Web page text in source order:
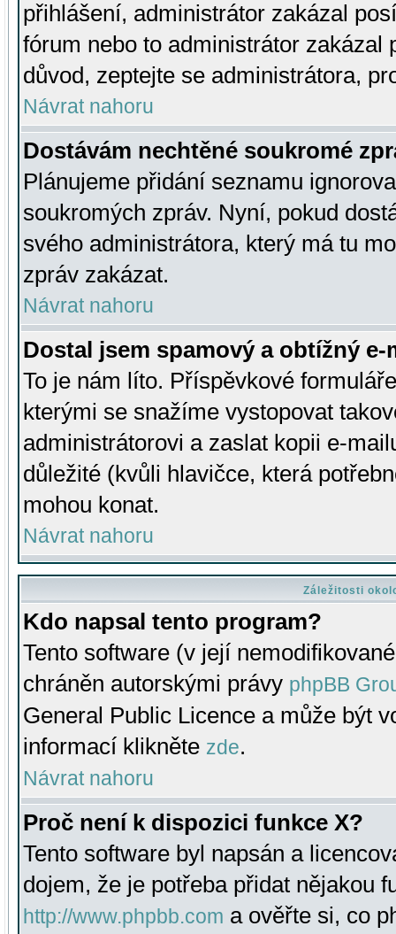
přihlášení, administrátor zakázal
fórum nebo to administrátor zakázal
důvod, zeptejte se administrátora,
Návrat nahoru
Dostávám nechtěné soukromé
Plánujeme přidání seznamu
soukromých zpráv. Nyní, pokud
svého administrátora, který má tu
zpráv zakázat.
Návrat nahoru
Dostal jsem spamový a obtížný
To je nám líto. Příspěvkové
kterými se snažíme vystopovat
administrátorovi a zaslat kopii e-
důležité (kvůli hlavičce, která
mohou konat.
Návrat nahoru
Záležitosti
Kdo napsal tento program?
Tento software (v její
chráněn autorskými právy phpBB
General Public Licence a může být
informací klikněte zde.
Návrat nahoru
Proč není k dispozici funkce X?
Tento software byl napsán a
dojem, že je potřeba přidat nějakou
http://www.phpbb.com a ověřte si, co